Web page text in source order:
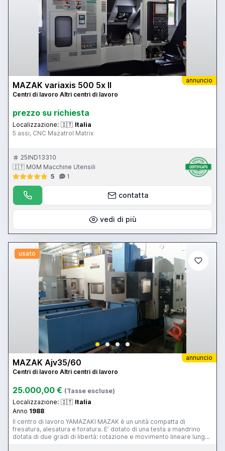
annuncio
MAZAK variaxis 500 5x II
Centri di lavoro Altri centri di lavoro
prezzo su richiesta
Localizzazione: 🇮🇹 Italia
5 assi, CNC Mazatrol Matrix
25IND13310
🇮🇹 MGM Macchine Utensili
5
1
contatta
vedi di più
usato
annuncio
MAZAK Ajv35/60
Centri di lavoro Altri centri di lavoro
25.000,00 € (Tasse escluse)
Localizzazione: 🇮🇹 Italia
Anno 1988
Il centro di lavoro YAMAZAKI MAZAK è un unità compatta di
fresatura, alesatura e foratura. E’ dotato di una testa a mandrino
dotata di due gradi di libertà: rotazione e movimento lineare lungo
l’asse Z. E’ dotato di un magazzino porta utensili a 40 posti dove